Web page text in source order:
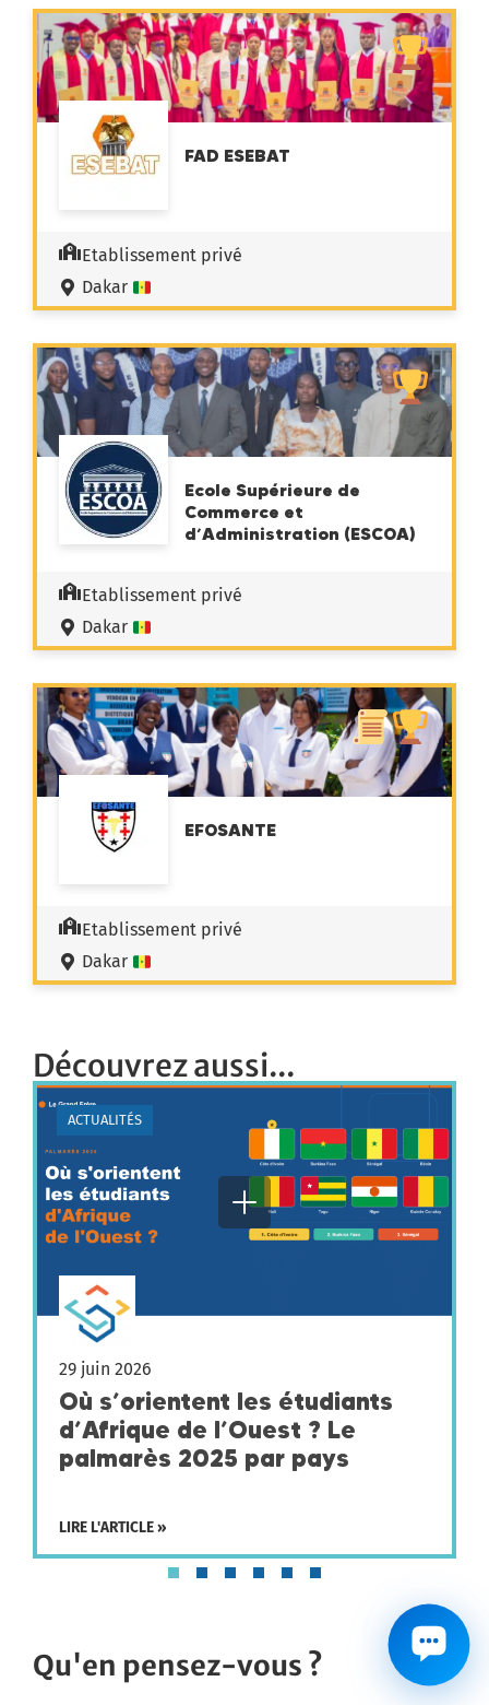
FAD ESEBAT
Etablissement privé
Dakar
Ecole Supérieure de
Commerce et
d’Administration (ESCOA)
Etablissement privé
Dakar
EFOSANTE
Etablissement privé
Dakar
Découvrez aussi...
ACTUALITÉS
29 juin 2026
Où s’orientent les étudiants
d’Afrique de l’Ouest ? Le
palmarès 2025 par pays
LIRE L'ARTICLE »
Qu'en pensez-vous ?